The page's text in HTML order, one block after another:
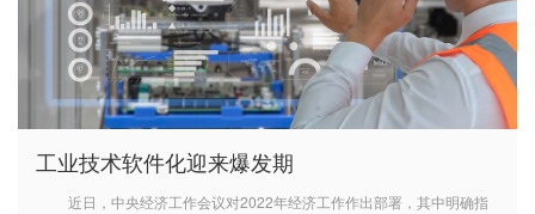
工业技术软件化迎来爆发期
近日，中央经济工作会议对2022年经济工作作出部署，其中明确指